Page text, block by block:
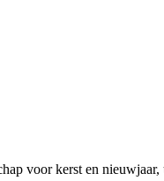
voor kerst en